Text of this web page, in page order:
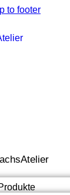
to footer